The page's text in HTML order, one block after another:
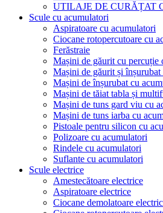
UTILAJE DE CURĂȚAT
Scule cu acumulatori
Aspiratoare cu acumulatori
Ciocane rotopercutoare cu
Ferăstraie
Mașini de găurit cu percuție
Mașini de găurit și
Mașini de înșurubat cu
Mașini de tăiat tabla și
Mașini de tuns gard viu cu
Mașini de tuns iarba cu
Pistoale pentru silicon cu
Polizoare cu acumulatori
Rindele cu acumulatori
Suflante cu acumulatori
Scule electrice
Amestecătoare electrice
Aspiratoare electrice
Ciocane demolatoare